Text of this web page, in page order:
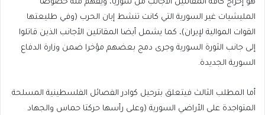
هو إخراج كافة المقاتلين الأجانب من سوريا، ويُفهَم منه خصوصًا
المليشيات غير السورية التي كانت تنشط إبان الحرب (وفي طليعتها
القوات الموالية لإيران)، كما يشمل أيضا المقاتلين الأجانب الذين قاتلوا
إلى جانب الثورة السورية وجرى دمج بعضهم مؤخرا ضمن وزارة الدفاع
السورية الجديدة.
أما المطلب الثالث فيتعلق بترحيل كوادر الفصائل الفلسطينية المسلحة
المتواجدة على الأراضي السورية (وعلى رأسها حركتا حماس والجهاد